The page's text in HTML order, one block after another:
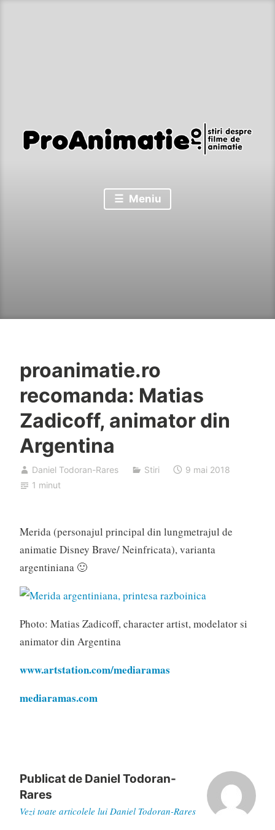
Proanimatie
Meniu
proanimatie.ro
recomanda: Matias
Zadicoff, animator din
Argentina
Daniel Todoran-Rares Stiri
9 mai 2018
1 minut
Merida (personajul principal din lungmetrajul de
animatie Disney Brave/ Neinfricata), varianta
argentiniana 🙂
Photo: Matias Zadicoff, character artist, modelator si
animator din Argentina
www.artstation.com/mediaramas
mediaramas.com
Publicat de Daniel Todoran-
Rares
Vezi toate articolele lui Daniel Todoran-Rares